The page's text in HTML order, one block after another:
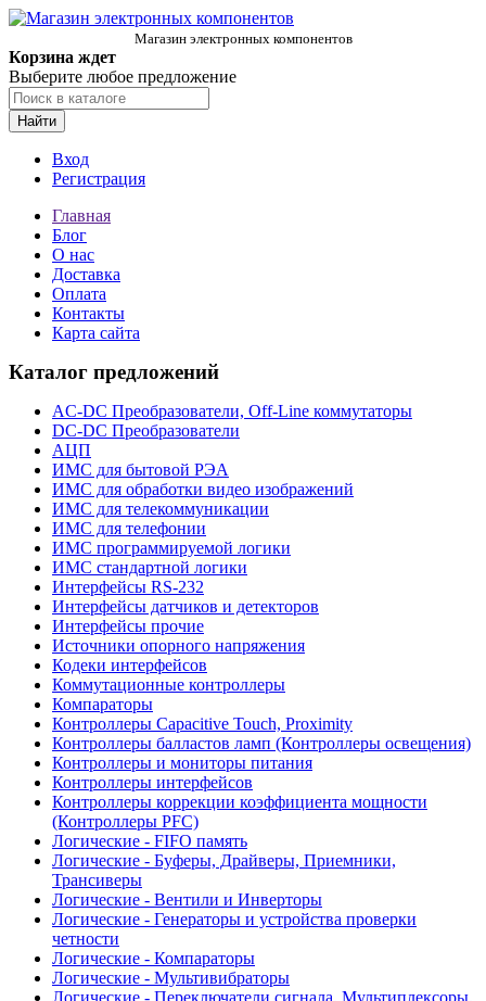
Магазин электронных компонентов
Корзина ждет
Выберите любое предложение
Найти
Вход
Регистрация
Главная
Блог
О нас
Доставка
Оплата
Контакты
Карта сайта
Каталог предложений
AC-DC Преобразователи, Off-Line коммутаторы
DC-DC Преобразователи
АЦП
ИМС для бытовой РЭА
ИМС для обработки видео изображений
ИМС для телекоммуникации
ИМС для телефонии
ИМС программируемой логики
ИМС стандартной логики
Интерфейсы RS-232
Интерфейсы датчиков и детекторов
Интерфейсы прочие
Источники опорного напряжения
Кодеки интерфейсов
Коммутационные контроллеры
Компараторы
Контроллеры Capacitive Touch, Proximity
Контроллеры балластов ламп (Контроллеры освещения)
Контроллеры и мониторы питания
Контроллеры интерфейсов
Контроллеры коррекции коэффициента мощности
(Контроллеры PFC)
Логические - FIFO память
Логические - Буферы, Драйверы, Приемники,
Трансиверы
Логические - Вентили и Инверторы
Логические - Генераторы и устройства проверки
четности
Логические - Компараторы
Логические - Мультивибраторы
Логические - Переключатели сигнала, Мультиплексоры,